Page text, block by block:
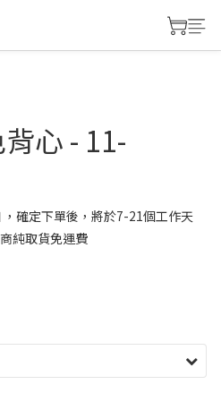
心 - 11-
確定下單後，將於7-21個工作天
純取貨免運費